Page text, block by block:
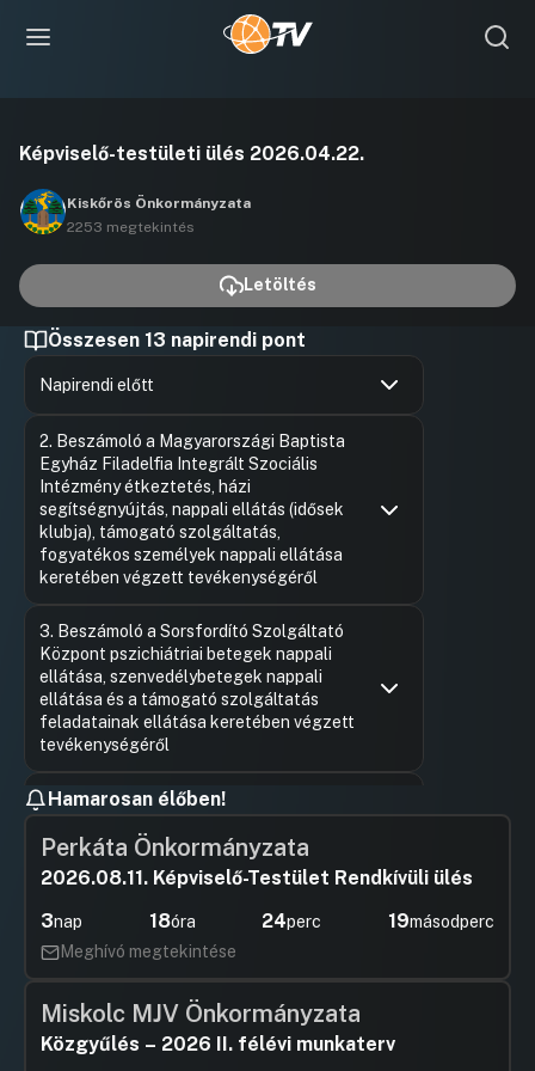
Képviselő-testületi ülés 2026.04.22.
Kiskőrös Önkormányzata
2253 megtekintés
Letöltés
Összesen 13 napirendi pont
Napirendi előtt
2. Beszámoló a Magyarországi Baptista
Egyház Filadelfia Integrált Szociális
Intézmény étkeztetés, házi
segítségnyújtás, nappali ellátás (idősek
klubja), támogató szolgáltatás,
fogyatékos személyek nappali ellátása
keretében végzett tevékenységéről
3. Beszámoló a Sorsfordító Szolgáltató
Központ pszichiátriai betegek nappali
ellátása, szenvedélybetegek nappali
ellátása és a támogató szolgáltatás
feladatainak ellátása keretében végzett
tevékenységéről
Hozzászólások
4. A SZEMÉLYES GONDOSKODÁST
NYÚJTÓ SZOCIÁLIS ÉS
GYERMEKJÓLÉTI ELLÁTÁSOK
TÉRÍTÉSI DÍJÁRÓL SZÓLÓ
ÖNKORMÁNYZATI RENDELET
MÓDOSÍTÁSA
HozzászólásokUgrás a napirendi pontra
5. A 2026. ÉVI KÖLTSÉGVETÉS
MÓDOSÍTÁSA
Hozzászólások Ugrás a napirendi pontra
6. A KÖZTERÜLETEK
Hamarosan élőben!
Perkáta Önkormányzata
2026.08.11. Képviselő-Testület Rendkívüli ülés
3nap 18óra 24perc 18másodperc
Meghívó megtekintése
Miskolc MJV Önkormányzata
Közgyűlés – 2026 II. félévi munkaterv